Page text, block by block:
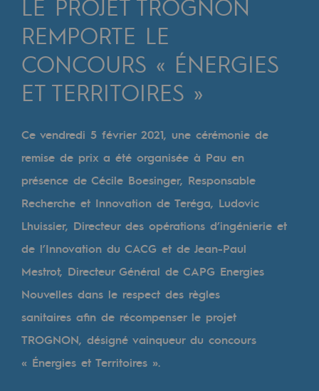
Transversalité et Collaboratif
Notre culture et nos valeurs
Une organisation certifiée
Notre organisation
Gouvernance
Indicateurs
Publications institutionnelles
Où nous trouver
Les énergies d'avenir
Les énergies d'avenir
Notre vision
LE PROJET TROGNON
REMPORTE LE
CONCOURS « ÉNERGIES
ET TERRITOIRES »
Ce vendredi 5 février 2021, une cérémonie de
remise de prix a été organisée à Pau en
présence de Cécile Boesinger, Responsable
Recherche et Innovation de Teréga, Ludovic
Lhuissier, Directeur des opérations d’ingénierie et
de l’Innovation du CACG et de Jean-Paul
Mestrot, Directeur Général de CAPG Energies
Nouvelles dans le respect des règles
sanitaires afin de récompenser le projet
TROGNON, désigné vainqueur du concours
« Énergies et Territoires ».